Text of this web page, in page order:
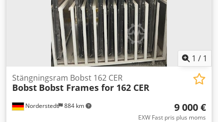
1 / 1
Norderstedt 884 km
Stängningsram Bobst 162 CER
Bobst Bobst Frames for 162 CER
9 000 €
EXW Fast pris plus moms